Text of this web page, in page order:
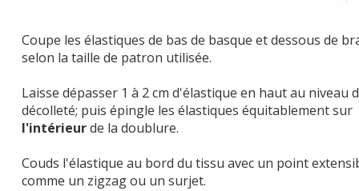
Coupe les élastiques de bas de basque et dessous de
selon la taille de patron utilisée.
Laisse dépasser 1 à 2 cm d'élastique en haut au niveau
décolleté; puis épingle les élastiques équitablement sur
l'intérieurde la doublure.
Couds l'élastique au bord du tissu avec un point
comme un zigzag ou un surjet.